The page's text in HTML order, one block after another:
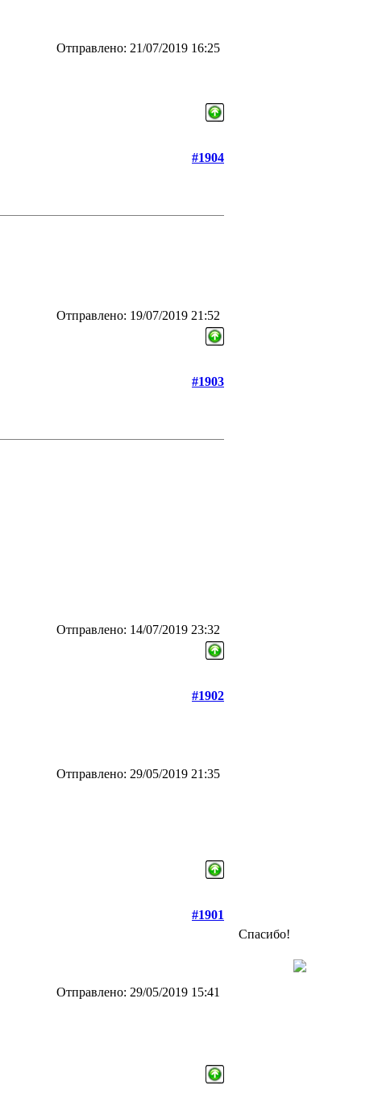
Отправлено: 21/07/2019 16:25
#1904
Отправлено: 19/07/2019 21:52
#1903
Отправлено: 14/07/2019 23:32
#1902
Отправлено: 29/05/2019 21:35
#1901
Отправлено: 29/05/2019 15:41
Спасибо!